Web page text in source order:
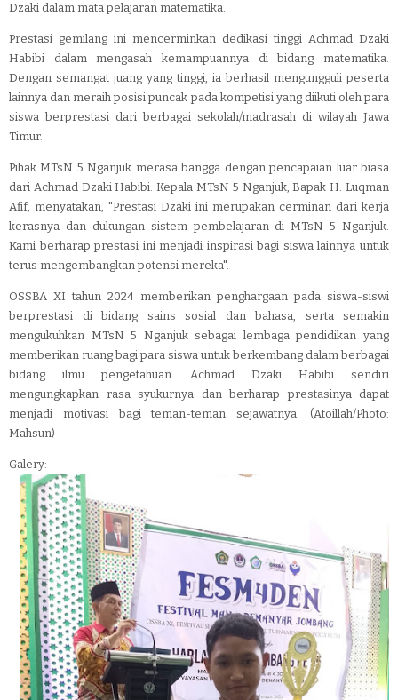
Dzaki dalam mata pelajaran matematika.
Prestasi gemilang ini mencerminkan dedikasi tinggi Achmad Dzaki
Habibi dalam mengasah kemampuannya di bidang matematika.
Dengan semangat juang yang tinggi, ia berhasil mengungguli peserta
lainnya dan meraih posisi puncak pada kompetisi yang diikuti oleh para
siswa berprestasi dari berbagai sekolah/madrasah di wilayah Jawa
Timur.
Pihak MTsN 5 Nganjuk merasa bangga dengan pencapaian luar biasa
dari Achmad Dzaki Habibi. Kepala MTsN 5 Nganjuk, Bapak H. Luqman
Afif, menyatakan, "Prestasi Dzaki ini merupakan cerminan dari kerja
kerasnya dan dukungan sistem pembelajaran di MTsN 5 Nganjuk.
Kami berharap prestasi ini menjadi inspirasi bagi siswa lainnya untuk
terus mengembangkan potensi mereka".
OSSBA XI tahun 2024 memberikan penghargaan pada siswa-siswi
berprestasi di bidang sains sosial dan bahasa, serta semakin
mengukuhkan MTsN 5 Nganjuk sebagai lembaga pendidikan yang
memberikan ruang bagi para siswa untuk berkembang dalam berbagai
bidang ilmu pengetahuan. Achmad Dzaki Habibi sendiri
mengungkapkan rasa syukurnya dan berharap prestasinya dapat
menjadi motivasi bagi teman-teman sejawatnya. (Atoillah/Photo:
Mahsun)
Galery: